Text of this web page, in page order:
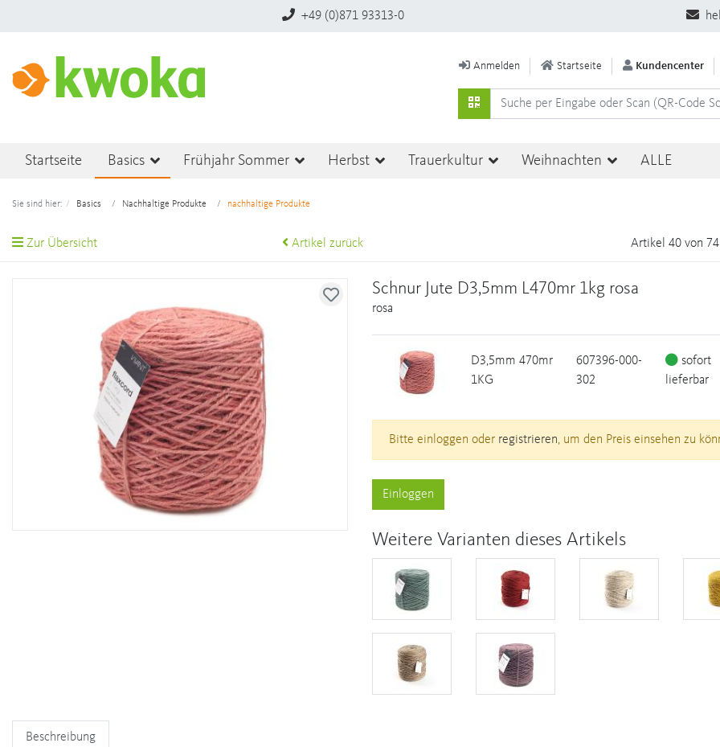
+49 (0)871 93313-0
Anmelden Startseite Kundencenter
Startseite Basics Frühjahr Sommer Herbst Trauerkultur Weihnachten ALLE
Sie sind hier: Basics Nachhaltige Produkte nachhaltige Produkte
Zur Übersicht Artikel zurück Artikel 40 von 74
Schnur Jute D3,5mm L470mr 1kg rosa
rosa
D3,5mm 470mr
1KG
607396-000-
302
sofort
lieferbar
Bitte einloggen oder registrieren, um den Preis einsehen zu
Einloggen
Weitere Varianten dieses Artikels
Beschreibung